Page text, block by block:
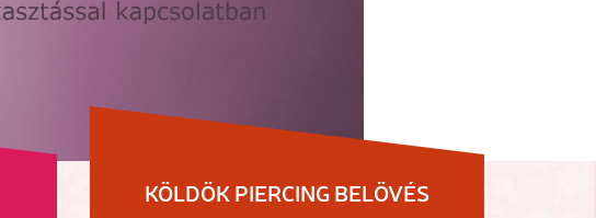
KÖLDÖK PIERCING BELÖVÉS